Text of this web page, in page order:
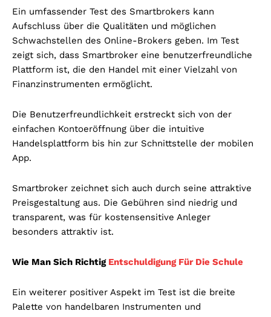
Ein umfassender Test des Smartbrokers kann
Aufschluss über die Qualitäten und möglichen
Schwachstellen des Online-Brokers geben. Im Test
zeigt sich, dass Smartbroker eine benutzerfreundliche
Plattform ist, die den Handel mit einer Vielzahl von
Finanzinstrumenten ermöglicht.
Die Benutzerfreundlichkeit erstreckt sich von der
einfachen Kontoeröffnung über die intuitive
Handelsplattform bis hin zur Schnittstelle der mobilen
App.
Smartbroker zeichnet sich auch durch seine attraktive
Preisgestaltung aus. Die Gebühren sind niedrig und
transparent, was für kostensensitive Anleger
besonders attraktiv ist.
Wie Man Sich Richtig Entschuldigung Für Die Schule
Ein weiterer positiver Aspekt im Test ist die breite
Palette von handelbaren Instrumenten und